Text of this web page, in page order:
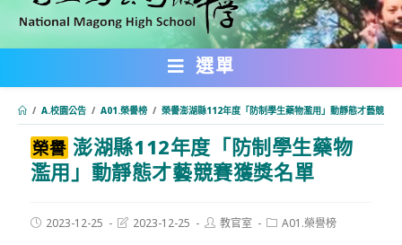
內
選單
/ A.校園公告 / A01.榮譽榜 / 榮譽澎湖縣112年度「防制學生藥物濫用」動靜態才藝競賽
榮譽 澎湖縣112年度「防制學生藥物
濫用」動靜態才藝競賽獲獎名單
Post2023-12-25
Post2023-12-25
Post教官室
PostA01.榮譽榜